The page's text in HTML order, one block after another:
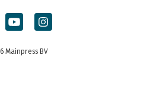
Mainpress BV